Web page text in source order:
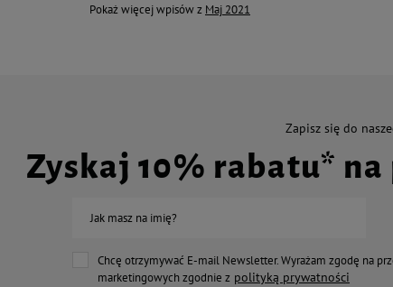
Pokaż więcej wpisów z Maj 2021
Zapisz się do
Zyskaj 10% rabatu*
Jak masz na imię?
Chcę otrzymywać E-mail Newsletter. Wyrażam zgodę na
marketingowych zgodnie z polityką prywatności